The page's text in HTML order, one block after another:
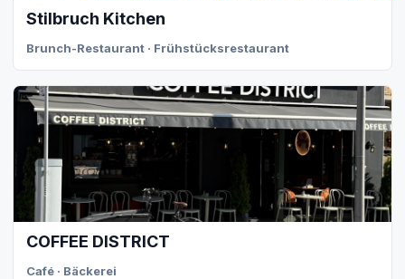
Stilbruch Kitchen
Brunch-Restaurant · Frühstücksrestaurant
COFFEE DISTRICT
Café · Bäckerei